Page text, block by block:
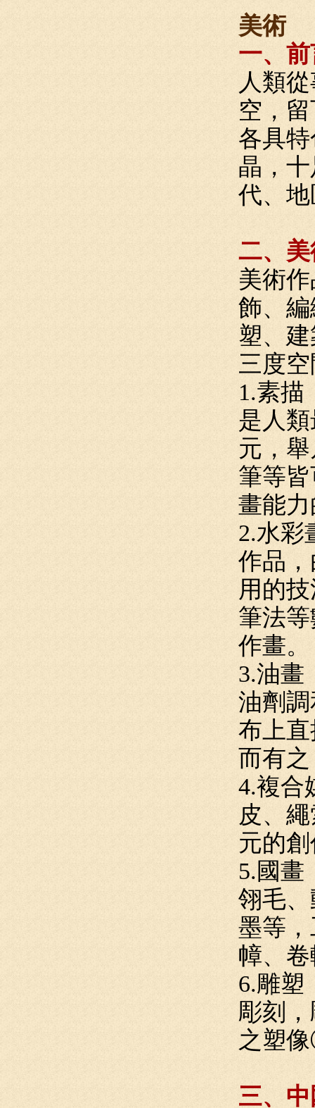
美術
一、
人類
空，
各具
晶，
代、
二、
美術
飾、
塑、
三度
1.素描
是人
元，
筆等
畫能
2.水彩
作品
用的
筆法
作畫。
3.油畫
油劑
布上
而有
4.複合
皮、
元的
5.國畫
翎毛
墨等
幛、
6.雕塑
彫刻
之塑
三、